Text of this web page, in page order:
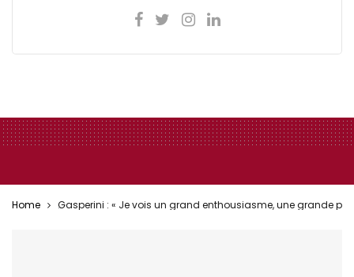
Home Gasperini : « Je vois un grand enthousiasme, une grande